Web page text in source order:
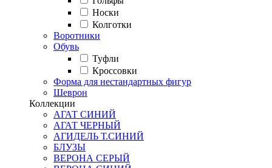
Носки
Колготки
Воротники
Обувь
Туфли
Кроссовки
Форма для нестандартных фигур
Шеврон
Коллекции
АГАТ СИНИЙ
АГАТ ЧЕРНЫЙ
АГИДЕЛЬ Т.СИНИЙ
БЛУЗЫ
ВЕРОНА СЕРЫЙ